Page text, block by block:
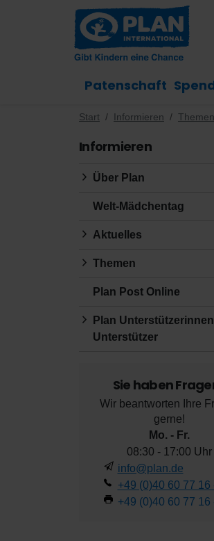
Patenschaft
Start Informieren Themen
Informieren
Über Plan
Welt-Mädchentag
Aktuelles
Themen
Plan Post Online
Plan
Unterstützer
Sie haben
Wir beantworten Ihre
gerne!
Mo. - Fr.
08:30 - 17:00 Uhr
info@plan.de
+49 (0)40 60 77 16
+49 (0)40 60 77 16